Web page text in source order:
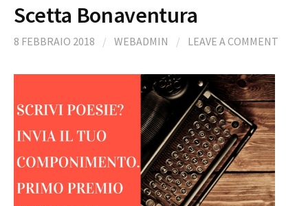
Scetta Bonaventura
8 FEBBRAIO 2018 / WEBADMIN / LEAVE A COMMENT